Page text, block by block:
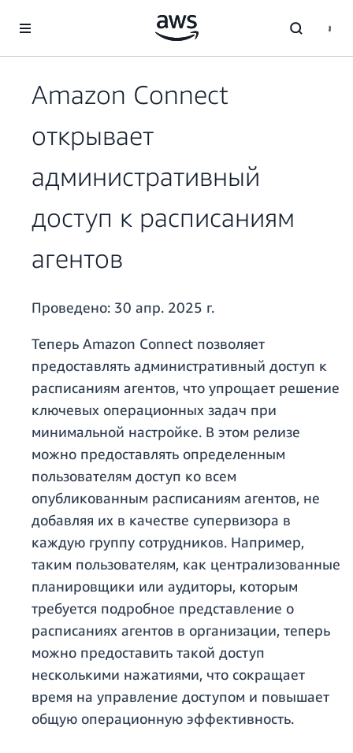
Перейти к главному контенту
Amazon Connect
открывает
административный
доступ к расписаниям
агентов
Проведено: 30 апр. 2025 г.
Теперь Amazon Connect позволяет
предоставлять административный доступ к
расписаниям агентов, что упрощает решение
ключевых операционных задач при
минимальной настройке. В этом релизе
можно предоставлять определенным
пользователям доступ ко всем
опубликованным расписаниям агентов, не
добавляя их в качестве супервизора в
каждую группу сотрудников. Например,
таким пользователям, как централизованные
планировщики или аудиторы, которым
требуется подробное представление о
расписаниях агентов в организации, теперь
можно предоставить такой доступ
несколькими нажатиями, что сокращает
время на управление доступом и повышает
общую операционную эффективность.